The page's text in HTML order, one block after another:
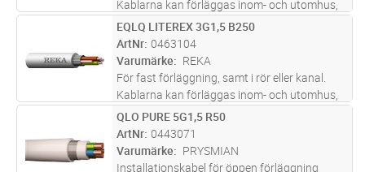
Kablarna kan förläggas inom- och utomhus,
dock ej i vatten. Vid förläggning i mark ska
kabeln förses med extra skydd mot
mekaniska påkänningar. Al-skärm
M Lägg i kundvagn
EQLQ LITEREX 3G1,5 B250
ArtNr 0463104
Varumärke
REKA
För fast förläggning, samt i rör eller kanal.
Kablarna kan förläggas inom- och utomhus,
dock ej i vatten. Vid förläggning i mark ska
kabeln förses med extra skydd mot
mekaniska påkänningar. Al-skärm
M Lägg i kundvagn
QLO PURE 5G1,5 R50
ArtNr 0443071
Varumärke
PRYSMIAN
Installationskabel för öppen förläggning